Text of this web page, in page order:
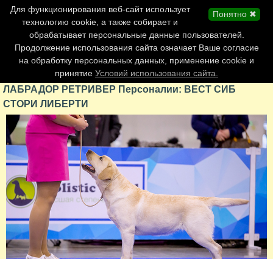
Главная страница
Обновления сайта
Контакты
Персоналии
Форум
ЛАБРАДОР РЕТРИВЕР Персоналии: ВЕСТ СИБ
СТОРИ ЛИБЕРТИ
Понятно ✖
Для функционирования веб-сайт использует
технологию cookie, а также собирает и
обрабатывает персональные данные пользователей.
Продолжение использования сайта означает Ваше согласие
на обработку персональных данных, применение cookie и
принятие Условий использования сайта.